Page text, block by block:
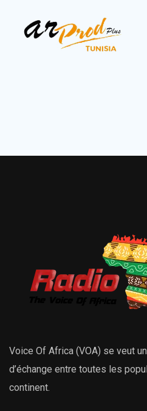
Voice Of Africa (VOA) se veut
d’échange entre toutes les
continent.